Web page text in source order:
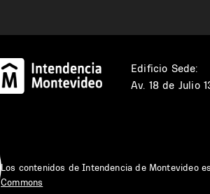
Edificio Sede:
Av. 18 de Julio
Los contenidos de Intendencia de Montevideo
Commons